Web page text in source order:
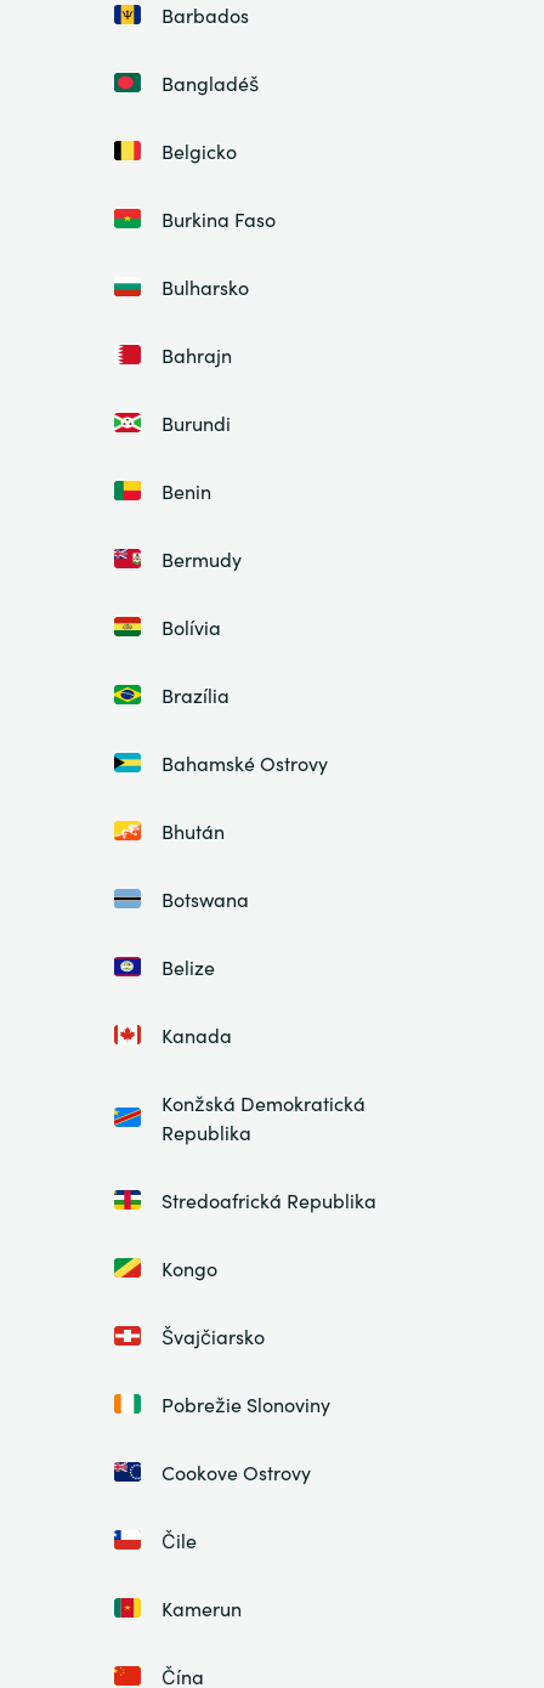
Barbados
Bangladéš
Belgicko
Burkina Faso
Bulharsko
Bahrajn
Burundi
Benin
Bermudy
Bolívia
Brazília
Bahamské Ostrovy
Bhután
Botswana
Belize
Kanada
Konžská Demokratická
Republika
Stredoafrická Republika
Kongo
Švajčiarsko
Pobrežie Slonoviny
Cookove Ostrovy
Čile
Kamerun
Čína